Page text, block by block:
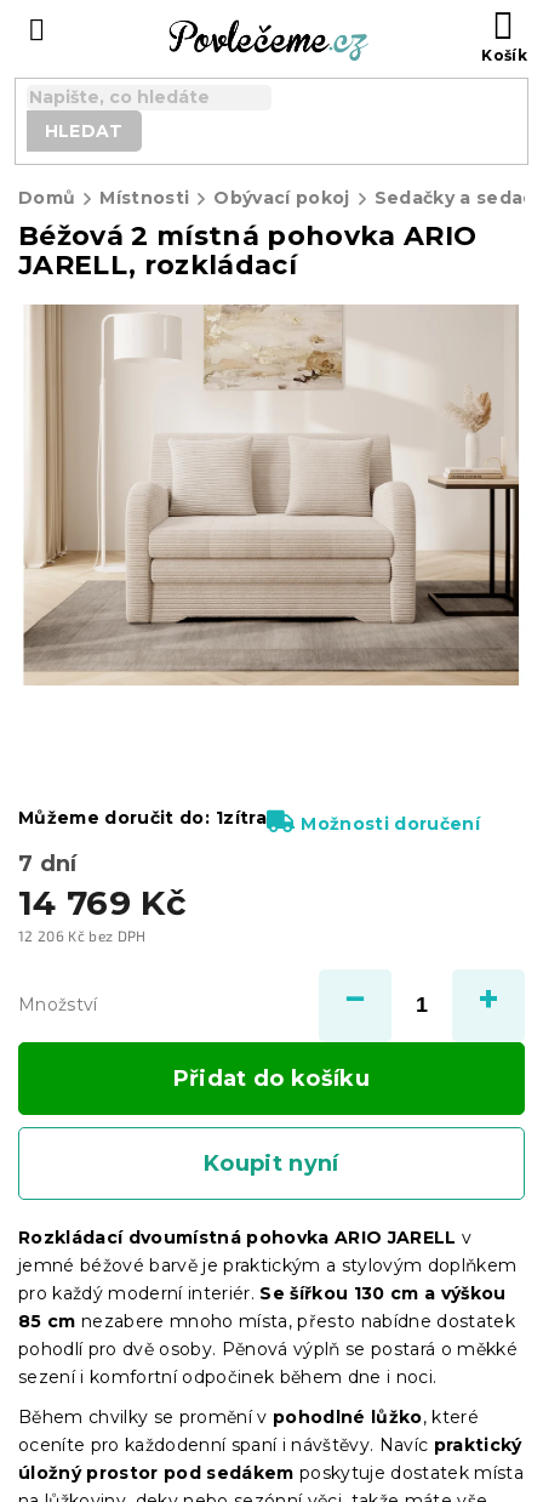
HLEDAT
Domů Místnosti Obývací pokoj Sedačky a
Béžová 2 místná pohovka ARIO
JARELL, rozkládací
14 769 Kč
12 206 Kč bez DPH
7 dní
Můžeme doručit do: 1zítra Možnosti doručení
Množství
Přidat do košíku
Koupit nyní
Rozkládací dvoumístná pohovka ARIO JARELL v
jemné béžové barvě je praktickým a stylovým doplňkem
pro každý moderní interiér. Se šířkou 130 cm a výškou
85 cm nezabere mnoho místa, přesto nabídne dostatek
pohodlí pro dvě osoby. Pěnová výplň se postará o měkké
sezení i komfortní odpočinek během dne i noci.
Během chvilky se promění v pohodlné lůžko, které
oceníte pro každodenní spaní i návštěvy. Navíc praktický
úložný prostor pod sedákem poskytuje dostatek místa